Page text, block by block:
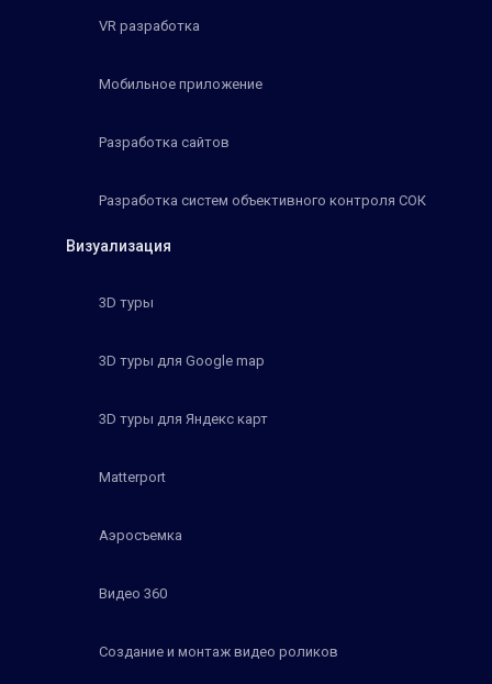
VR разработка
Мобильное приложение
Разработка сайтов
Разработка систем объективного контроля СОК
Визуализация
3D туры
3D туры для Google map
3D туры для Яндекс карт
Matterport
Аэросъемка
Видео 360
Создание и монтаж видео роликов